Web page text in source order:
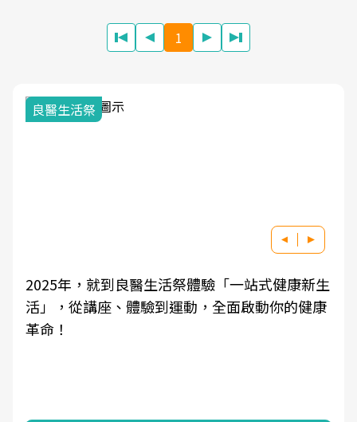
1
良醫生活祭
2025年，就到良醫生活祭體驗「一站式健康新生
活」，從講座、體驗到運動，全面啟動你的健康
革命！